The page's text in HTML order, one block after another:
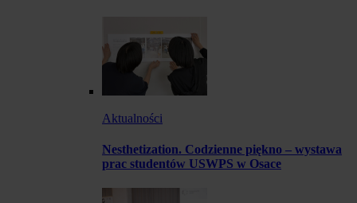
Aktualności
Nesthetization. Codzienne piękno – wystawa
prac studentów USWPS w Osace